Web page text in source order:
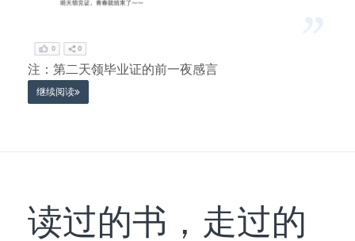
注：第二天领毕业证的前一夜感言
继续阅读
读过的书，走过的